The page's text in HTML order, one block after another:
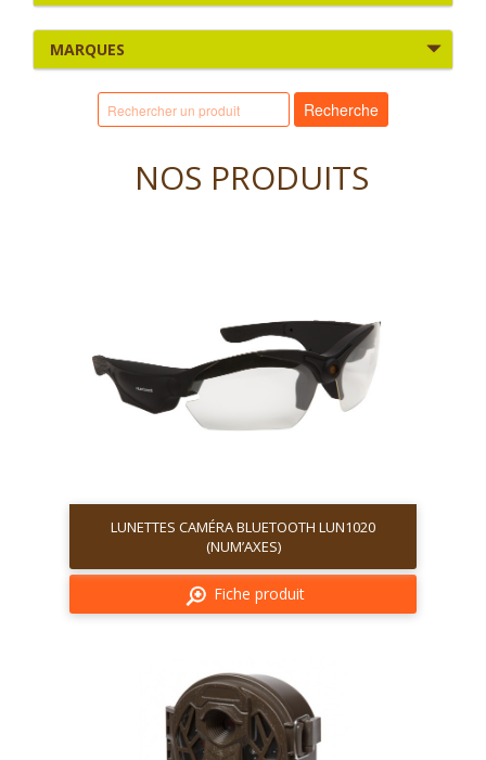
MARQUES
NOS PRODUITS
LUNETTES CAMÉRA BLUETOOTH LUN1020
(NUM’AXES)
Fiche produit